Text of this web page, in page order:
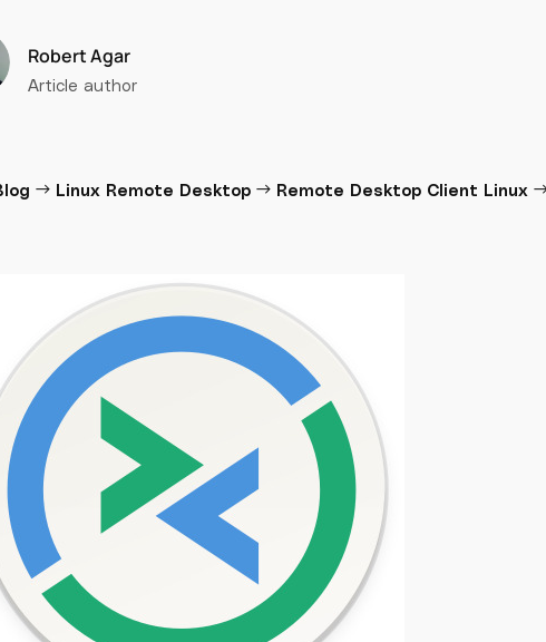
Robert Agar
Article author
→ Linux Remote Desktop → Remote Desktop Client Linux